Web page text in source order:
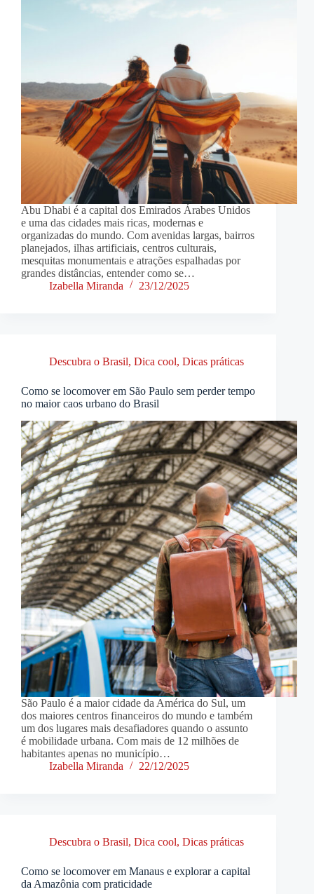
Abu Dhabi é a capital dos Emirados Árabes Unidos
e uma das cidades mais ricas, modernas e
organizadas do mundo. Com avenidas largas, bairros
planejados, ilhas artificiais, centros culturais,
mesquitas monumentais e atrações espalhadas por
grandes distâncias, entender como se…
Izabella Miranda
23/12/2025
Descubra o Brasil, Dica cool, Dicas práticas
Como se locomover em São Paulo sem perder tempo
no maior caos urbano do Brasil
São Paulo é a maior cidade da América do Sul, um
dos maiores centros financeiros do mundo e também
um dos lugares mais desafiadores quando o assunto
é mobilidade urbana. Com mais de 12 milhões de
habitantes apenas no município…
Izabella Miranda
22/12/2025
Descubra o Brasil, Dica cool, Dicas práticas
Como se locomover em Manaus e explorar a capital
da Amazônia com praticidade